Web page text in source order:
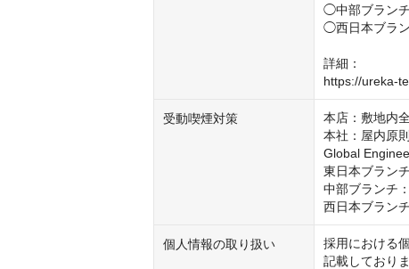
◯中部ブランチ
◯西日本ブラ
詳細：
https://ureka-
受動喫煙対策
本店：敷地内
本社：屋内原
Global
東日本ブラン
中部ブランチ
西日本ブラン
個人情報の取り扱い
採用における
記載しておりま